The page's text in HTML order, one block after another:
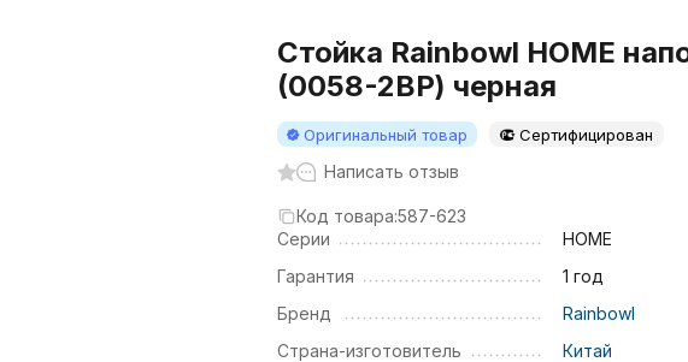
Стойка Rainbowl HOME
(0058-2BP) черная
Оригинальный товар Сертифицирован
Написать отзыв
Код товара:587-623
Серии
HOME
Гарантия
1 год
Бренд
Rainbowl
Страна-изготовитель
Китай